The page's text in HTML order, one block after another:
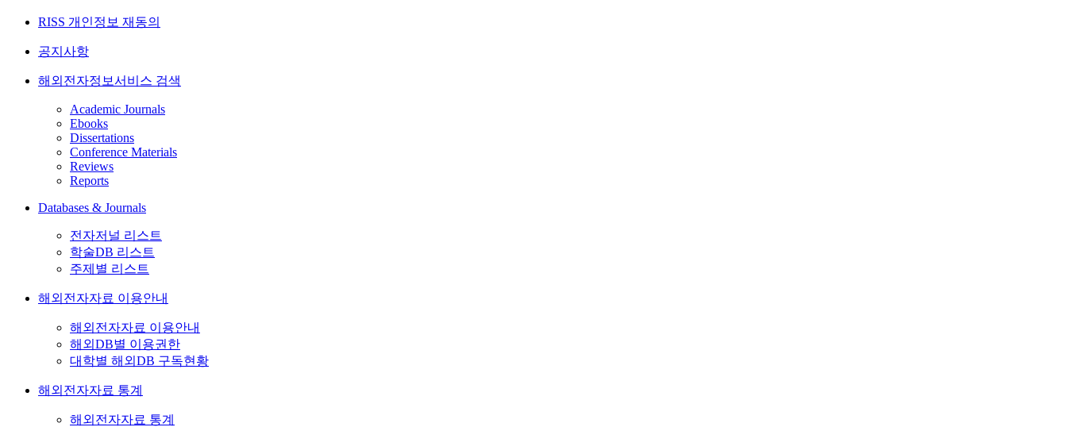
RISS 개인정보 재동의
공지사항
해외전자정보서비스 검색
Academic Journals
Ebooks
Dissertations
Conference Materials
Reviews
Reports
Databases & Journals
전자저널 리스트
학술DB 리스트
주제별 리스트
해외전자자료 이용안내
해외전자자료 이용안내
해외DB별 이용권한
대학별 해외DB 구독현황
해외전자자료 통계
해외전자자료 통계